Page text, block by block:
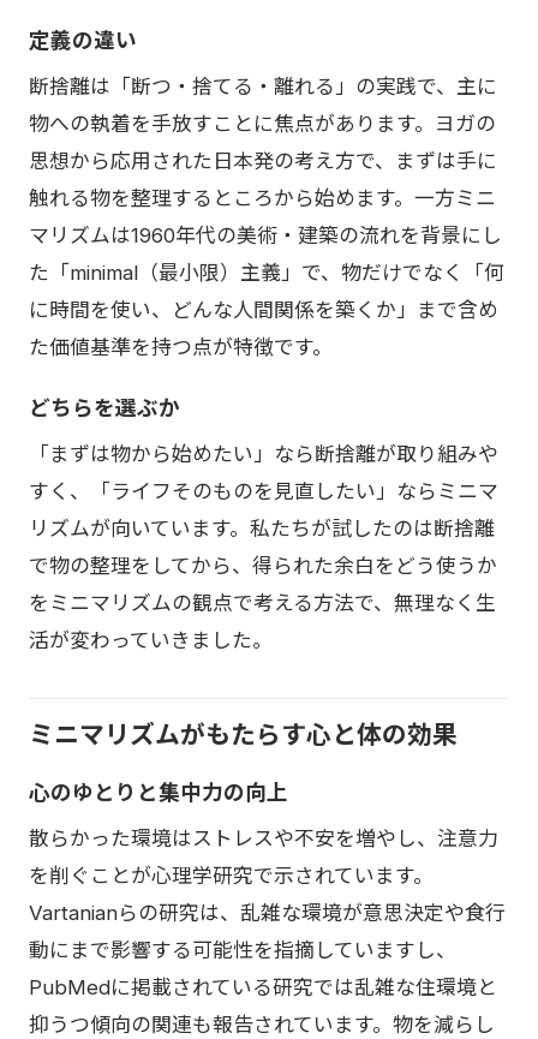
定義の違い
断捨離は「断つ・捨てる・離れる」の実践で、主に
物への執着を手放すことに焦点があります。ヨガの
思想から応用された日本発の考え方で、まずは手に
触れる物を整理するところから始めます。一方ミニ
マリズムは1960年代の美術・建築の流れを背景にし
た「minimal（最小限）主義」で、物だけでなく「何
に時間を使い、どんな人間関係を築くか」まで含め
た価値基準を持つ点が特徴です。
どちらを選ぶか
「まずは物から始めたい」なら断捨離が取り組みや
すく、「ライフそのものを見直したい」ならミニマ
リズムが向いています。私たちが試したのは断捨離
で物の整理をしてから、得られた余白をどう使うか
をミニマリズムの観点で考える方法で、無理なく生
活が変わっていきました。
ミニマリズムがもたらす心と体の効果
心のゆとりと集中力の向上
散らかった環境はストレスや不安を増やし、注意力
を削ぐことが心理学研究で示されています。
Vartanianらの研究は、乱雑な環境が意思決定や食行
動にまで影響する可能性を指摘していますし、
PubMedに掲載されている研究では乱雑な住環境と
抑うつ傾向の関連も報告されています。物を減らし